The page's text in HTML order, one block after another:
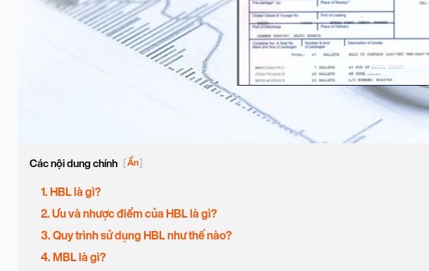
Các nội dung chính [Ẩn]
1. HBL là gì?
2. Ưu và nhược điểm của HBL là gì?
3. Quy trình sử dụng HBL như thế nào?
4. MBL là gì?